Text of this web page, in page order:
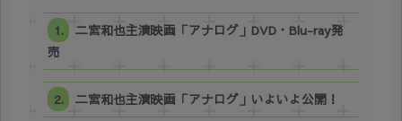
二宮和也主演映画「アナログ」DVD・Blu-ray発
売
二宮和也主演映画「アナログ」いよいよ公開！